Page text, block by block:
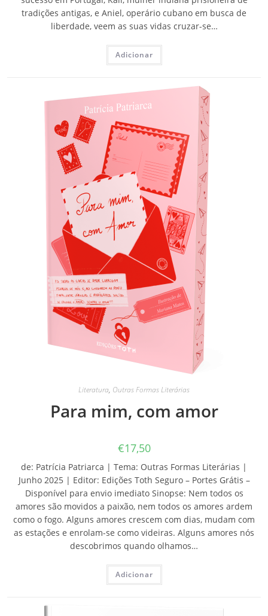
tradições antigas, e Aniel, operário cubano em busca de
liberdade, veem as suas vidas cruzar-se…
Adicionar
Literatura, Outras Formas Literárias
Para mim, com amor
€17,50
de: Patrícia Patriarca | Tema: Outras Formas Literárias |
Junho 2025 | Editor: Edições Toth Seguro – Portes Grátis –
Disponível para envio imediato Sinopse: Nem todos os
amores são movidos a paixão, nem todos os amores ardem
como o fogo. Alguns amores crescem com dias, mudam com
as estações e enrolam-se como videiras. Alguns amores nós
descobrimos quando olhamos…
Adicionar